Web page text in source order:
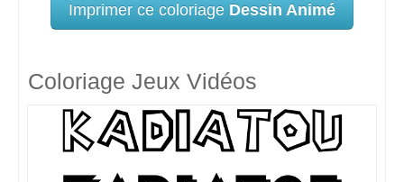
Imprimer ce coloriage Dessin Animé
Coloriage Jeux Vidéos